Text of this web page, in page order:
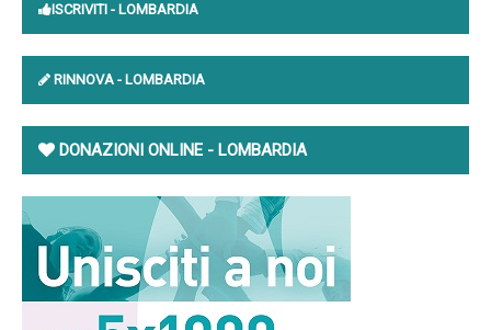
ISCRIVITI - LOMBARDIA
RINNOVA - LOMBARDIA
DONAZIONI ONLINE - LOMBARDIA